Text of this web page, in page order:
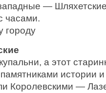
—
часами.
городу
а этот
истории
Королевскими —